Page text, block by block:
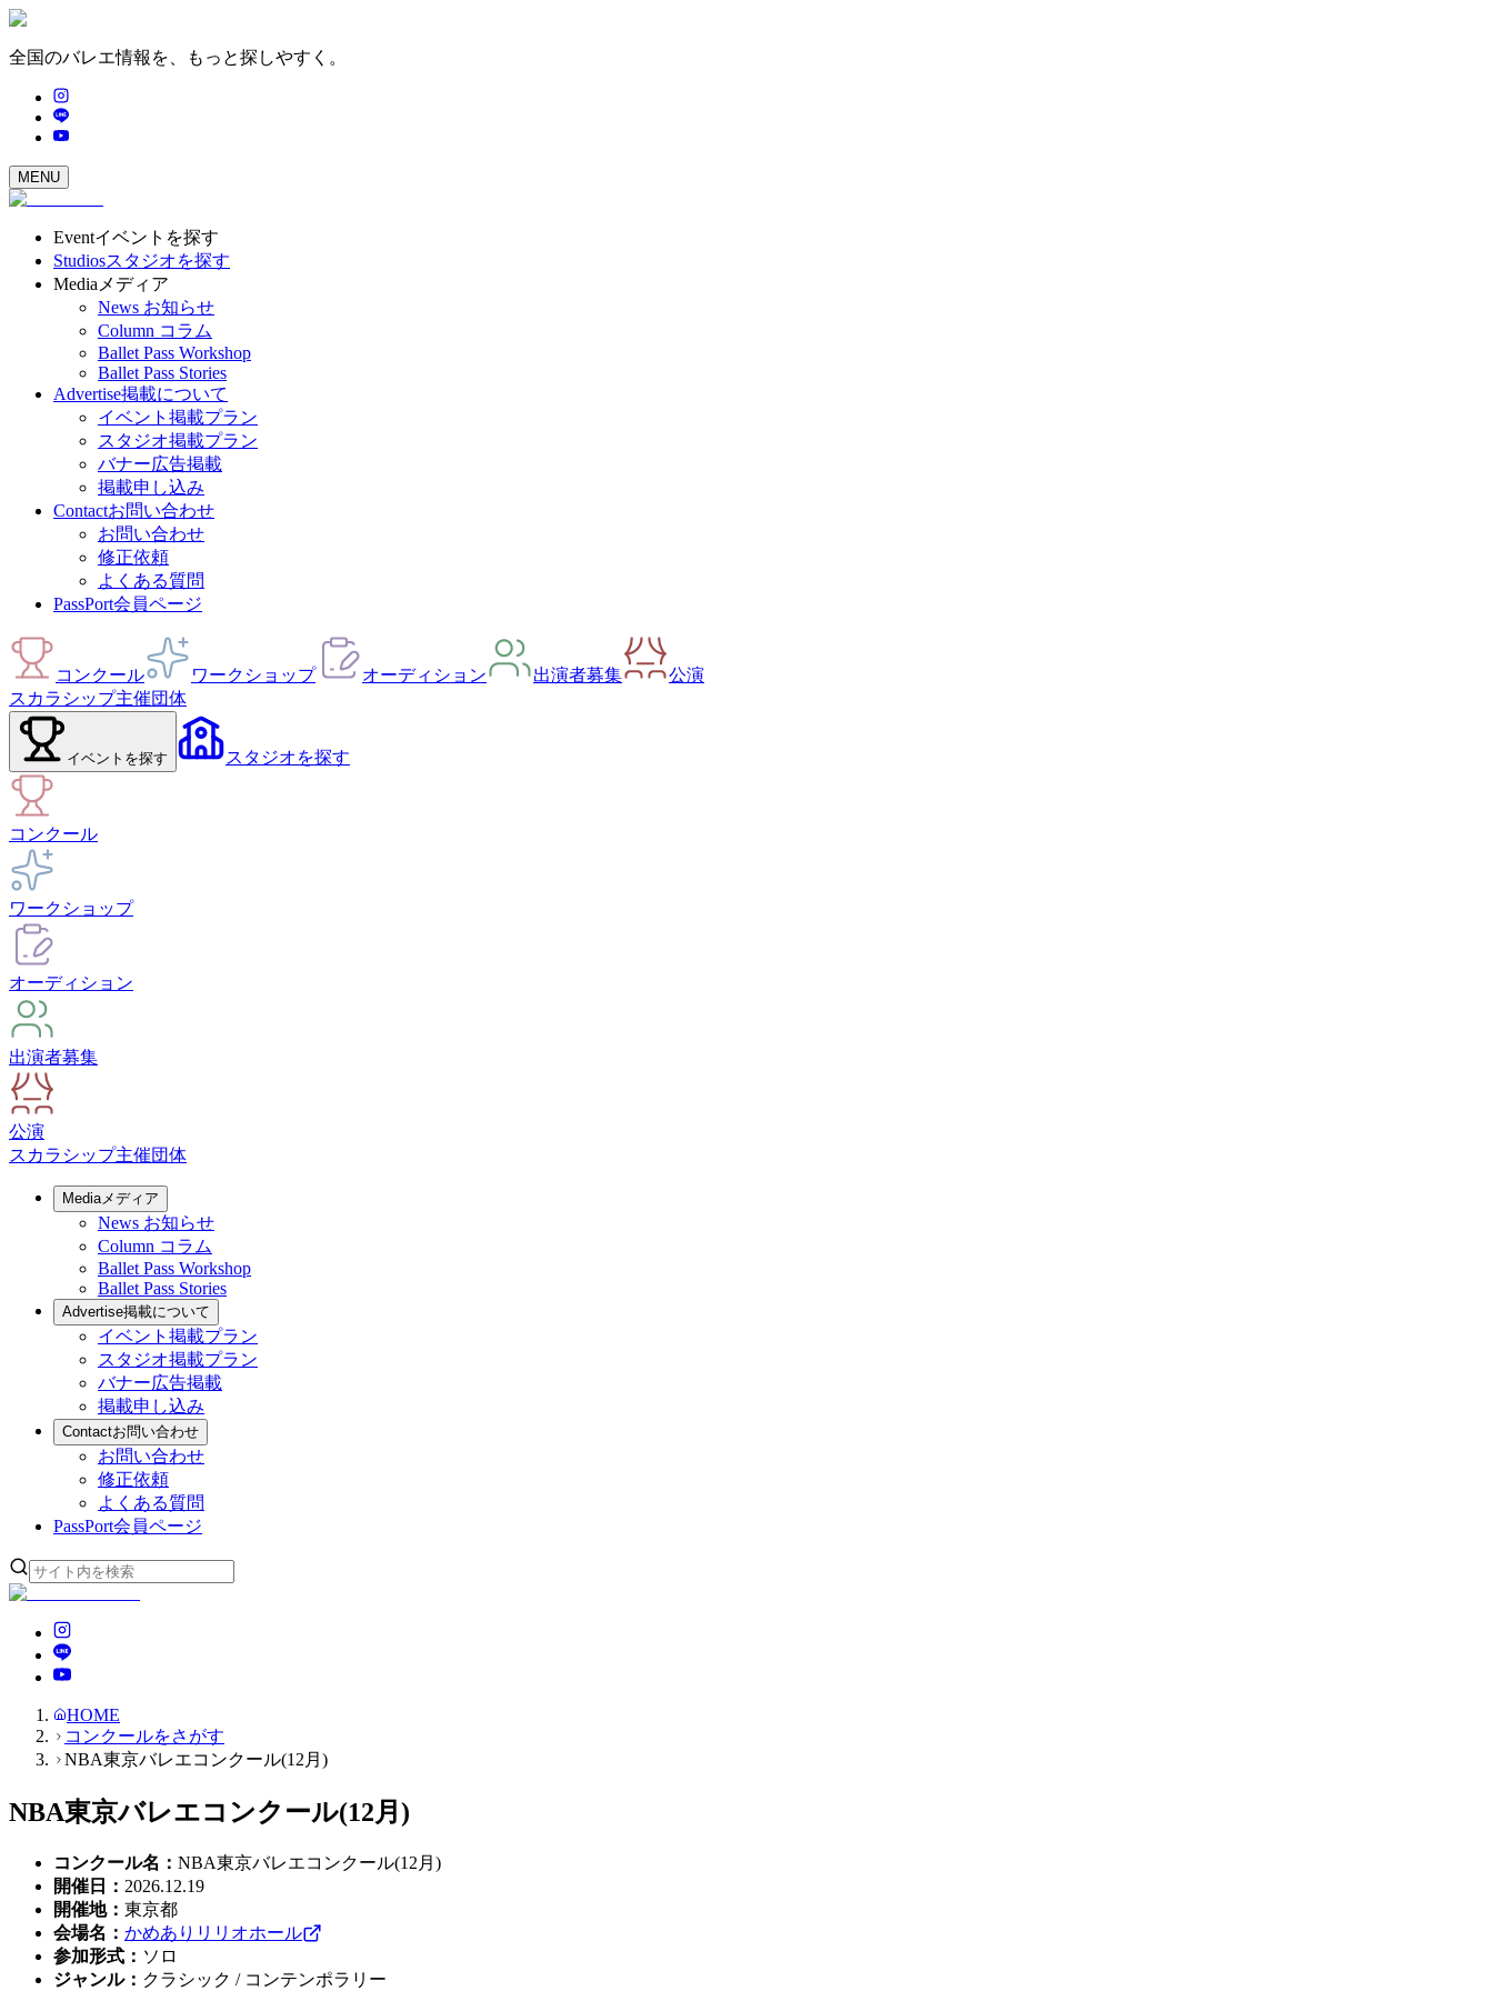
全国のバレエ情報を、もっと探しやすく。
MENU
Eventイベントを探す
Studiosスタジオを探す
Media メディア
News お知らせ
Column コラム
Ballet Pass Workshop
Ballet Pass Stories
Advertise掲載について
イベント掲載プラン
スタジオ掲載プラン
バナー広告掲載
掲載申し込み
Contactお問い合わせ
お問い合わせ
修正依頼
よくある質問
PassPort会員ページ
コンクール ワークショップ オーディション 出演者募集
公演
スカラシップ主催団体
イベント を探す スタジオを探す
コンクール
ワークショップ
オーディション
出演者募集
公演
スカラシップ主催団体
Mediaメディア
News お知らせ
Column コラム
Ballet Pass Workshop
Ballet Pass Stories
Advertise掲載について
イベント掲載プラン
スタジオ掲載プラン
バナー広告掲載
掲載申し込み
Contactお問い合わせ
お問い合わせ
修正依頼
よくある質問
PassPort会員ページ
HOME
コンクールをさがす
NBA東京バレエコンクール(12月)
NBA東京バレエコンクール(12月)
コンクール名 ： NBA東京バレエコンクール(12月)
開催日
： 2026.12.19
開催地： 東京都
会場名 ： かめありリリオホール
参加形式 ： ソロ
ジャンル： クラシック / コンテンポラリー